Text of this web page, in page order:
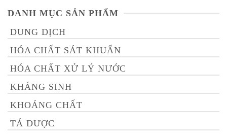
DANH MỤC SẢN PHẨM
DUNG DỊCH
HÓA CHẤT SÁT KHUẨN
HÓA CHẤT XỬ LÝ NƯỚC
KHÁNG SINH
KHOÁNG CHẤT
TÁ DƯỢC